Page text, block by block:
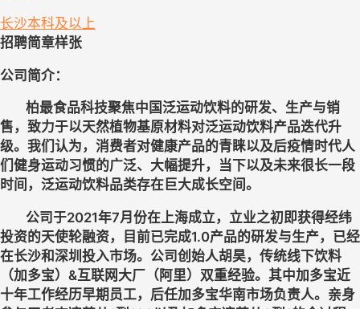
长沙本科及以上
招聘简章样张
公司简介：
售，致力于以天然植物基原材料对泛运动饮料产品迭代升
级。我们认为，消费者对健康产品的青睐以及后疫情时代人
们健身运动习惯的广泛、大幅提升，当下以及未来很长一段
时间，泛运动饮料品类存在巨大成长空间。
投资的天使轮融资，目前已完成1.0产品的研发与生产，已经
在长沙和深圳投入市场。公司创始人胡昊，传统线下饮料
（加多宝）&互联网大厂（阿里）双重经验。其中加多宝近
十年工作经历早期员工，后任加多宝华南市场负责人。亲身